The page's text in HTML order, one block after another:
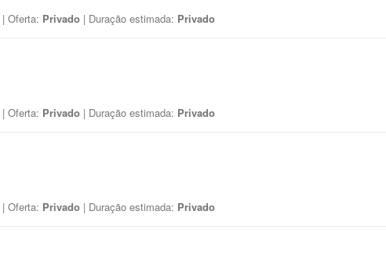
| Oferta: Privado | Duração estimada: Privado
| Oferta: Privado | Duração estimada: Privado
| Oferta: Privado | Duração estimada: Privado